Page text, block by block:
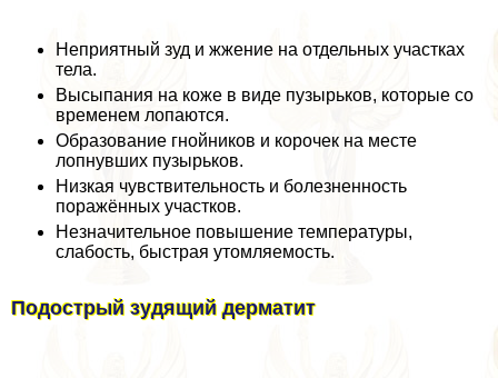
Неприятный зуд и жжение на отдельных участках
тела.
Высыпания на коже в виде пузырьков, которые со
временем лопаются.
Образование гнойников и корочек на месте
лопнувших пузырьков.
Низкая чувствительность и болезненность
поражённых участков.
Незначительное повышение температуры,
слабость, быстрая утомляемость.
Подострый зудящий дерматит